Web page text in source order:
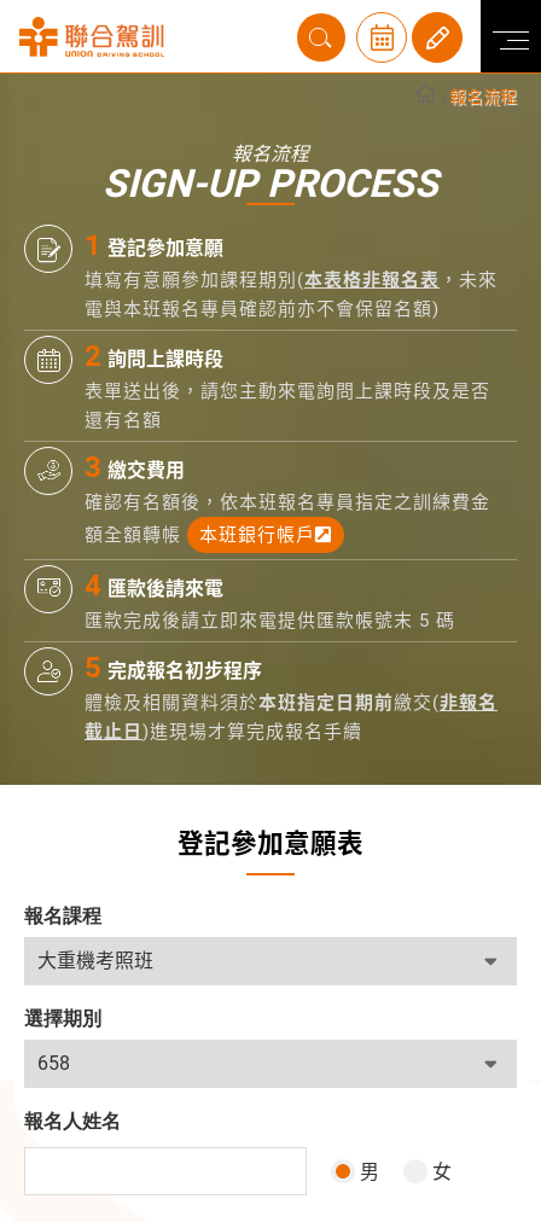
報名流程
報名流程
SIGN-UP PROCESS
登記參加意願
填寫有意願參加課程期別(本表格非報名表 ，未來
電與本班報名專員確認前亦不會保留名額)
詢問上課時段
表單送出後，請您主動來電詢問上課時段及是否
還有名額
繳交費用
確認有名額後，依本班報名專員指定之訓練費金
額全額轉帳
本班銀行帳戶
匯款後請來電
匯款完成後請立即來電提供匯款帳號末 5 碼
完成報名初步程序
體檢及相關資料須於本班指定日期前繳交(非報名
截止日 )進現場才算完成報名手續
登記參加意願表
報名課程
選擇期別
報名人姓名
男 女